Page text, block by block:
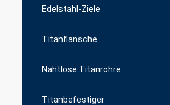
Edelstahl-Ziele
Titanflansche
Nahtlose Titanrohre
Titanbefestiger